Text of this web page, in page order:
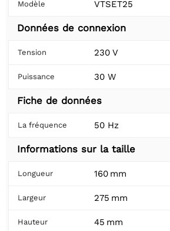
Modèle VTSET25
Données de connexion
Tension 230 V
Puissance 30 W
Fiche de données
La fréquence 50 Hz
Informations sur la taille
Longueur 160 mm
Largeur 275 mm
Hauteur 45 mm